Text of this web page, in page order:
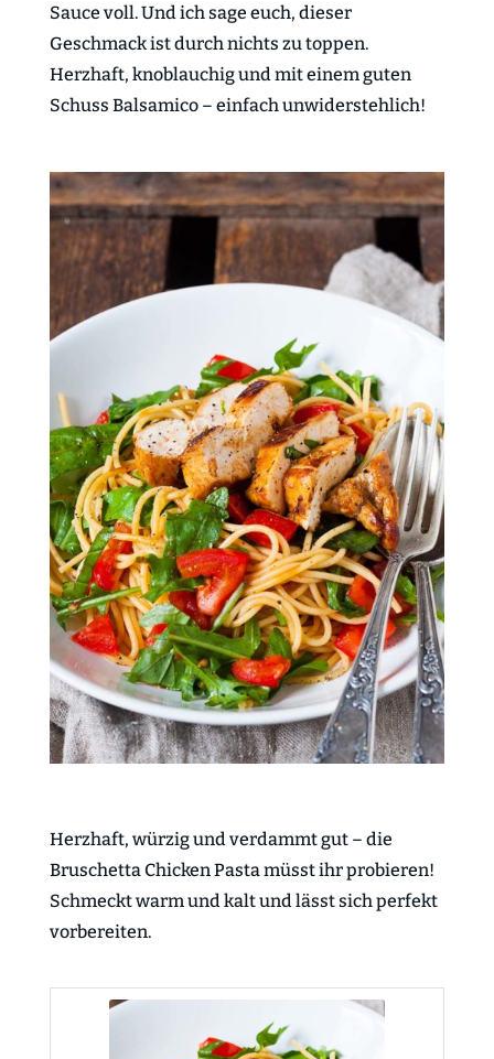
Sauce voll. Und ich sage euch, dieser
Geschmack ist durch nichts zu toppen.
Herzhaft, knoblauchig und mit einem guten
Schuss Balsamico – einfach unwiderstehlich!
Herzhaft, würzig und verdammt gut – die
Bruschetta Chicken Pasta müsst ihr probieren!
Schmeckt warm und kalt und lässt sich perfekt
vorbereiten.